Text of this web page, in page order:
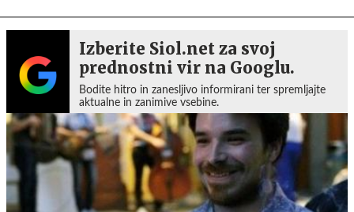
Izberite Siol.net za svoj
prednostni vir na Googlu.
Bodite hitro in zanesljivo informirani ter spremljajte
aktualne in zanimive vsebine.